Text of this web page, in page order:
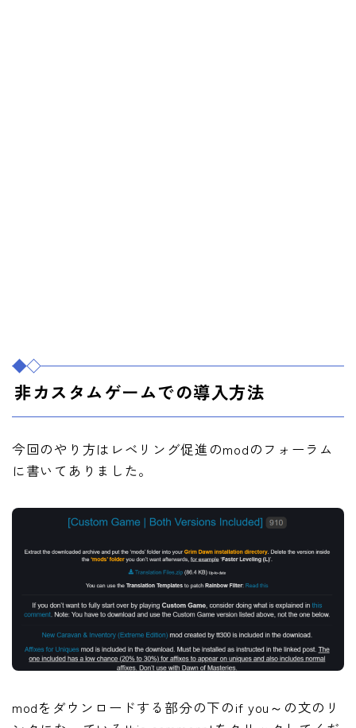
非カスタムゲームでの導入方法
今回のやり方はレベリング促進のmodのフォーラム
に書いてありました。
modをダウンロードする部分の下のif you～の文のリ